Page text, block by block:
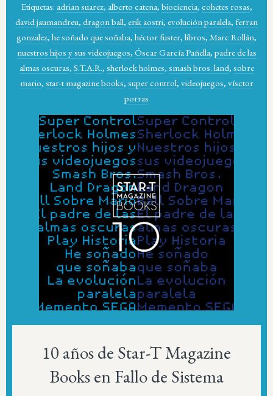
Etiquetas: adrian suarez, alberto catena, biociencia, cohetes rosas,
david jaumandreu, dragon ball, erik aostri, evolución paralela, ferran
gonzalez, he soñado que soñaba, héctor fuster, libros, Marc Rollán,
nuestros hijos y sus videojuegos, Óscar García Pañella, padre de las
almas oscuras, S.T.A.R., sherlock holmes, smash bros. land, sobre
mario, star-t magazine books, super control, videojuegos, vísctor
porras
10 años de Star-T Magazine
Books en Fallo de Sistema